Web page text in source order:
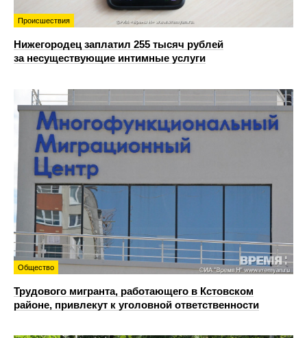
Происшествия
Нижегородец заплатил 255 тысяч рублей
за несуществующие интимные услуги
Общество
Трудового мигранта, работающего в Кстовском
районе, привлекут к уголовной ответственности